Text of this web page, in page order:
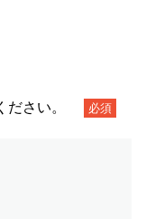
さい。 必須